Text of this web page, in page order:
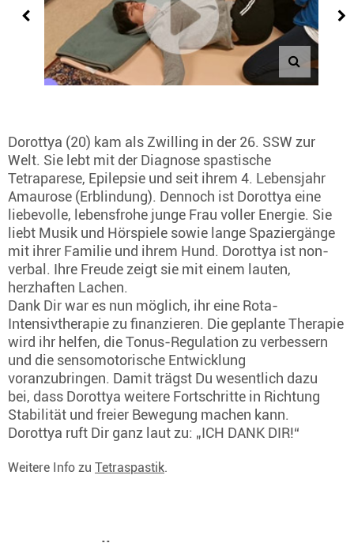
Dorottya (20) kam als Zwilling in der 26. SSW zur
Welt. Sie lebt mit der Diagnose spastische
Tetraparese, Epilepsie und seit ihrem 4. Lebensjahr
Amaurose (Erblindung). Dennoch ist Dorottya eine
liebevolle, lebensfrohe junge Frau voller Energie. Sie
liebt Musik und Hörspiele sowie lange Spaziergänge
mit ihrer Familie und ihrem Hund. Dorottya ist non-
verbal. Ihre Freude zeigt sie mit einem lauten,
herzhaften Lachen.
Dank Dir war es nun möglich, ihr eine Rota-
Intensivtherapie zu finanzieren. Die geplante Therapie
wird ihr helfen, die Tonus-Regulation zu verbessern
und die sensomotorische Entwicklung
voranzubringen. Damit trägst Du wesentlich dazu
bei, dass Dorottya weitere Fortschritte in Richtung
Stabilität und freier Bewegung machen kann.
Dorottya ruft Dir ganz laut zu: „ICH DANK DIR!“
Weitere Info zu Tetraspastik.